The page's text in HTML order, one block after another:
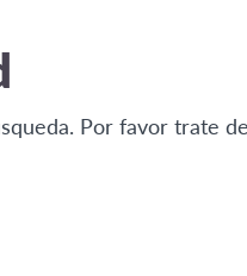
Por favor trate